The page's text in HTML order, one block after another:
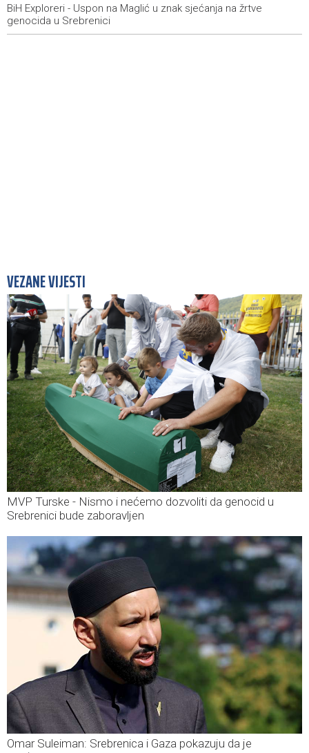
17:10
Postignut dogovor o daljnjim koracima za rješavanje
statusa otpuštenih radnika Komunalnog
BiH Exploreri - Uspon na Maglić u znak sjećanja na žrtve
genocida u Srebrenici
VEZANE VIJESTI
MVP Turske - Nismo i nećemo dozvoliti da genocid u
Srebrenici bude zaboravljen
Omar Suleiman: Srebrenica i Gaza pokazuju da je